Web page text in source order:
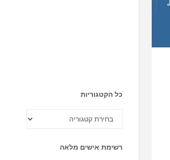
כל הקטגוריות
הקטגוריות
רשימת אישים מלאה